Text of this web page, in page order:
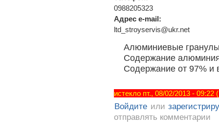
0988205323
Адрес e-mail:
ltd_stroyservis@ukr.net
Алюминиевые
Содержание
Содержание от 97% и
истекло пт., 08/02/2013 -
Войдите или
отправлять комментарии